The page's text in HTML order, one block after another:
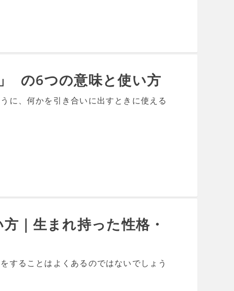
の6つの意味と使い方
に、何かを引き合いに出すときに使える
｜生まれ持った性格・
することはよくあるのではないでしょう